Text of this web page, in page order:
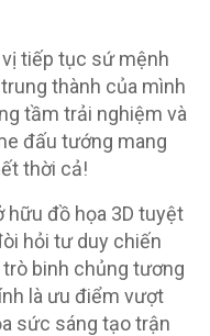
tiếp tục sứ mệnh
thành của mình
tầm trải nghiệm và
đấu tướng mang
thời cả!
hữu đồ họa 3D tuyệt
hỏi tư duy chiến
binh chủng tương
là ưu điểm vượt
sức sáng tạo trận